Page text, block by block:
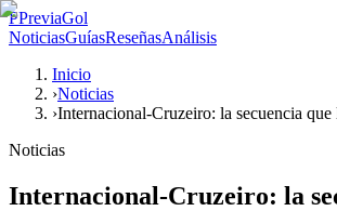
PPreviaGol
NoticiasGuíasReseñasAnálisis
Inicio
›Noticias
›Internacional-Cruzeiro: la secuencia que
Noticias
Internacional-Cruzeiro: la